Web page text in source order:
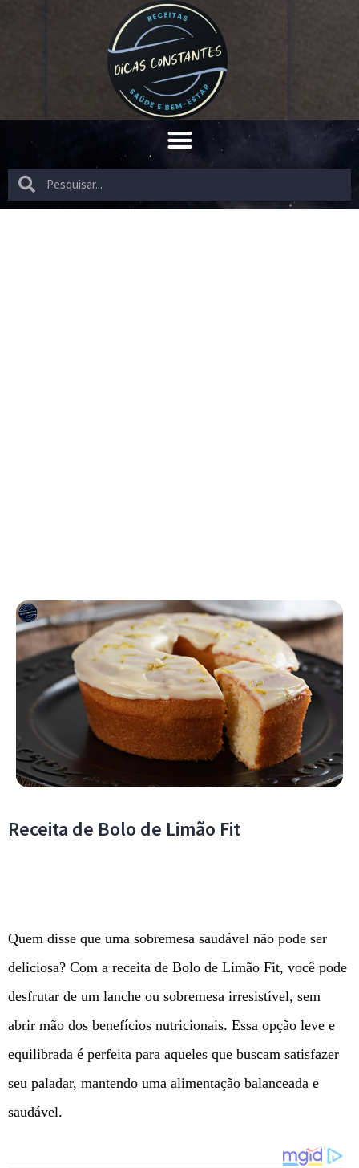
Receita de Bolo de Limão Fit
Quem disse que uma sobremesa saudável não pode ser
deliciosa? Com a receita de Bolo de Limão Fit, você pode
desfrutar de um lanche ou sobremesa irresistível, sem
abrir mão dos benefícios nutricionais. Essa opção leve e
equilibrada é perfeita para aqueles que buscam satisfazer
seu paladar, mantendo uma alimentação balanceada e
saudável.